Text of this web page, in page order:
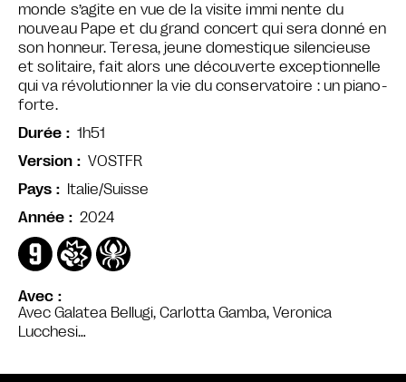
Avec
Avec Galatea Bellugi, Carlotta Gamba, Veronica
Lucchesi…
monde s’agite en vue de la visite immi nente du
nouveau Pape et du grand concert qui sera donné en
son honneur. Teresa, jeune domestique silencieuse
et solitaire, fait alors une découverte exceptionnelle
qui va révolutionner la vie du conservatoire : un piano-
forte.
Durée
1h51
Version
VOSTFR
Pays
Italie/Suisse
Année
2024